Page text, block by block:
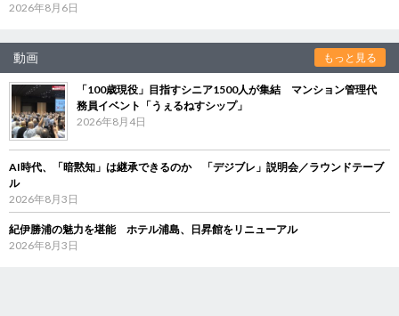
2026年8月6日
動画 もっと見る
「100歳現役」目指すシニア1500人が集結 マンション管理代
務員イベント「うぇるねすシップ」
2026年8月4日
AI時代、「暗黙知」は継承できるのか 「デジブレ」説明会／ラウンドテーブ
ル
2026年8月3日
紀伊勝浦の魅力を堪能 ホテル浦島、日昇館をリニューアル
2026年8月3日